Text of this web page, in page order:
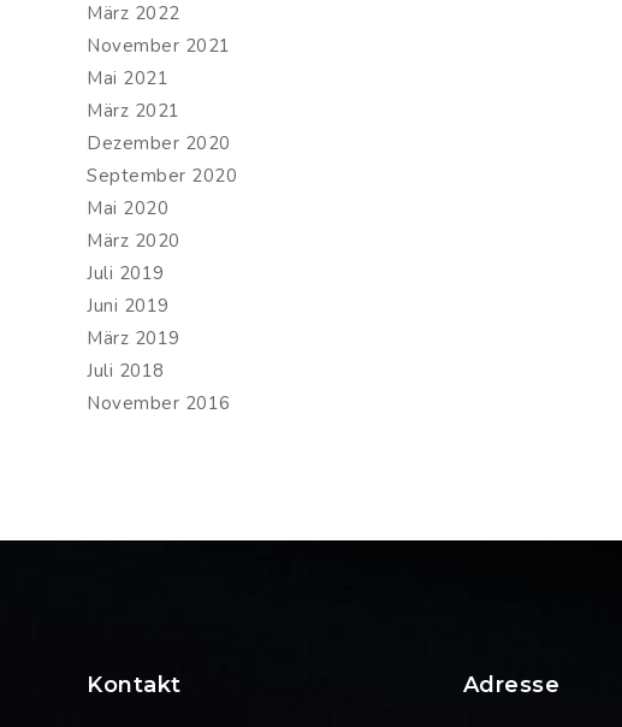
März 2022
November 2021
Mai 2021
März 2021
Dezember 2020
September 2020
Mai 2020
März 2020
Juli 2019
Juni 2019
März 2019
Juli 2018
November 2016
Kontakt Adresse